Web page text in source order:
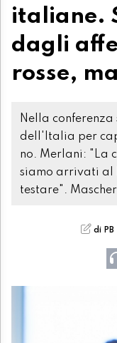
italiane.
dagli
rosse,
Nella
dell'Italia per
no. Merlani: "La
siamo arrivati al
testare".
di PB